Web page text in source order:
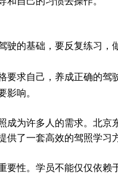
驶的基础，要反复练习，
要求自己，养成正确的驾
影响。
成为许多人的需求。北京
了一套高效的驾照学习
要性。学员不能仅仅依赖